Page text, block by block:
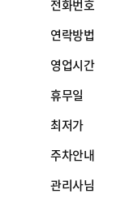
전화번호
연락방법
영업시간
휴무일
최저가
주차안내
관리사님